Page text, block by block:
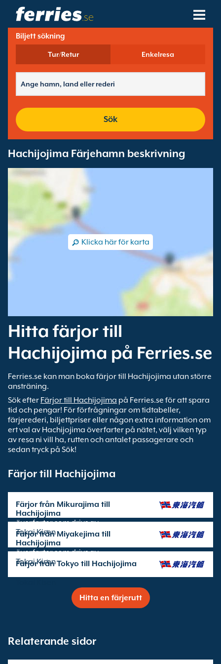
.se
Rederier
Färjedestinationer
Färjehamnar
Biljett sökning
Tur/Retur Enkelresa
Sök
Hachijojima Färjehamn beskrivning
Klicka här för karta
Hitta färjor till
Hachijojima på Ferries.se
Ferries.se kan man boka färjor till Hachijojima utan större
ansträning.
Sök efter Färjor till Hachijojima på Ferries.se för att spara
tid och pengar! För förfrågningar om tidtabeller,
färjerederi, biljettpriser eller någon extra information om
ert val av Hachijojima överfarter på nätet, välj vilken typ
av resa ni vill ha, rutten och antalet passagerare och
sedan tryck på Sök!
Färjor till Hachijojima
Färjor från Mikurajima till
Hachijojima
överfarter som drivs av
Tokai Kisen
Färjor från Miyakejima till
Hachijojima
överfarter som drivs av
Tokai Kisen
Färjor från Tokyo till Hachijojima
Hitta en färjerutt
Relaterande sidor